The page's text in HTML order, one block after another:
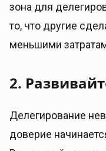
зона для
то, что другие
меньшими
2.
Делегирование
доверие